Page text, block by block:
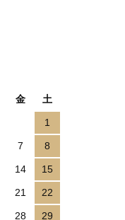
金 土
1
7 8
14 15
21 22
28 29